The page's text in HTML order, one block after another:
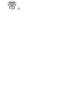
带。